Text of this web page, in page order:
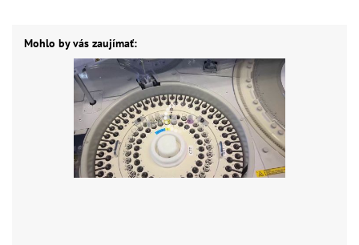
Mohlo by vás zaujímať: